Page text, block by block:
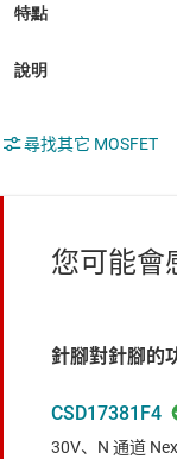
尋找其它 MOSFET
您可能會
針腳對針腳的
CSD17381F4
30V、N 通道